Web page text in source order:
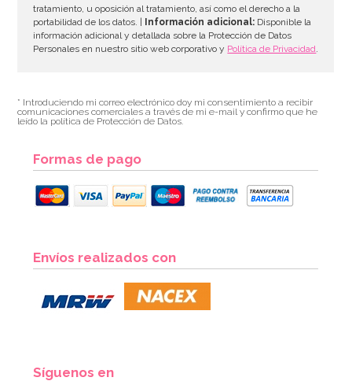
15,49€ 15,49€
tratamiento, u oposición al tratamiento, así como el derecho a la
portabilidad de los datos. |
Información adicional: Disponible la
información adicional y detallada sobre la Protección de Datos
Personales en nuestro sitio web corporativo y Política de Privacidad.
* Introduciendo mi correo electrónico doy mi consentimiento a recibir
comunicaciones comerciales a través de mi e-mail y confirmo que he
leído la política de Protección de Datos.
Formas de pago
Envíos realizados con
Síguenos en